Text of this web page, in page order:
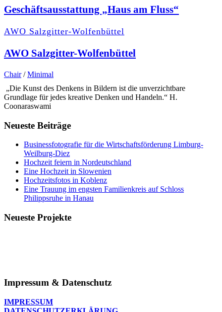
Geschäftsausstattung „Haus am Fluss“
AWO Salzgitter-Wolfenbüttel
AWO Salzgitter-Wolfenbüttel
Chair / Minimal
„Die Kunst des Denkens in Bildern ist die unverzichtbare
Grundlage für jedes kreative Denken und Handeln.“ H.
Coonaraswami
Neueste Beiträge
Businessfotografie für die Wirtschaftsförderung Limburg-
Weilburg-Diez
Hochzeit feiern in Nordeutschland
Eine Hochzeit in Slowenien
Hochzeitsfotos in Koblenz
Eine Trauung im engsten Familienkreis auf Schloss
Philippsruhe in Hanau
Neueste Projekte
Impressum & Datenschutz
IMPRESSUM